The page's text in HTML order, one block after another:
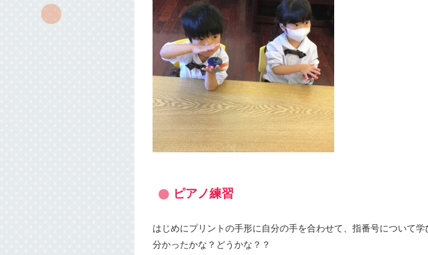
ピアノ練習
はじめにプリントの手形に自分の手を合わせて、指番号について学
分かったかな？どうかな？？